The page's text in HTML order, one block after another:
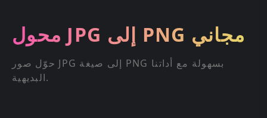
محول JPG إلى PNG مجاني
حوّل صور JPG إلى صيغة PNG بسهولة مع أداتنا
البديهية.